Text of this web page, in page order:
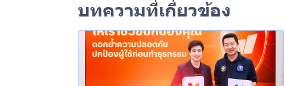
บทความที่เกี่ยวข้อง